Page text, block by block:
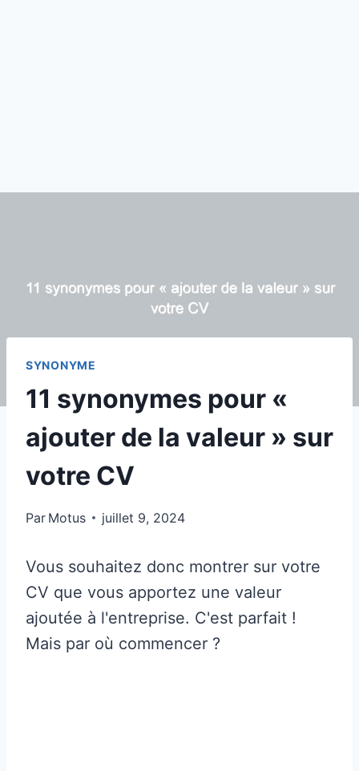
SYNONYME
11 synonymes pour «
ajouter de la valeur » sur
votre CV
Par Motus juillet 9, 2024
Vous souhaitez donc montrer sur votre
CV que vous apportez une valeur
ajoutée à l'entreprise. C'est parfait !
Mais par où commencer ?